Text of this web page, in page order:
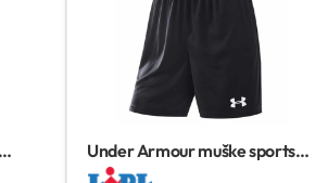
Under Armour muške sportske
kratke hlače